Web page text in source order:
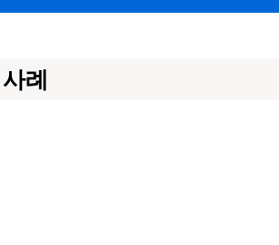
례